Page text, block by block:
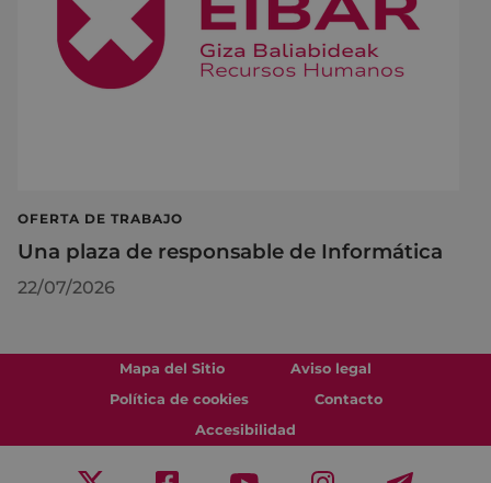
OFERTA DE TRABAJO
Una plaza de responsable de Informática
22/07/2026
Mapa del Sitio
Aviso legal
Política de cookies
Contacto
Accesibilidad